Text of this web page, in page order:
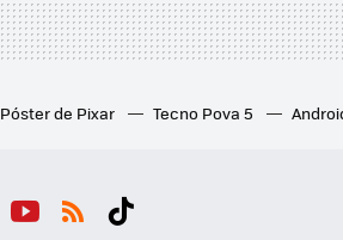
Póster de Pixar Tecno Pova 5